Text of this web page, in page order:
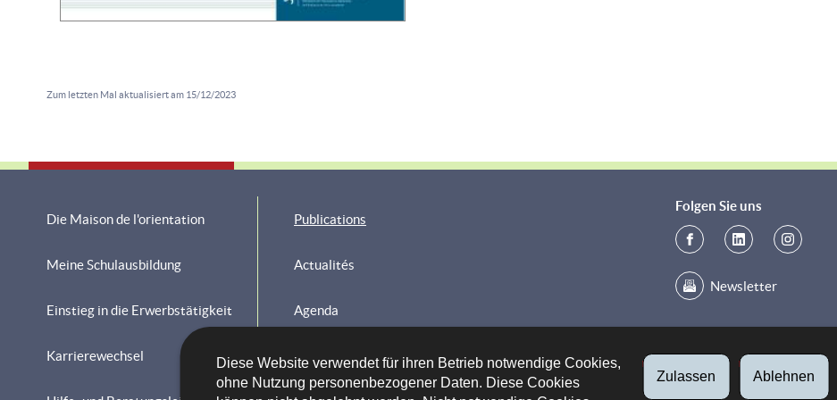
Diese Website verwendet für ihren Betrieb notwendige Cookies,
ohne Nutzung personenbezogener Daten. Diese Cookies
Zulassen Ablehnen
Zum letzten Mal aktualisiert am 15/12/2023
Navigationsmenü
Die Maison de l'orientation
Meine Schulausbildung
Einstieg in die Erwerbstätigkeit
Karrierewechsel
Publications
Actualités
Agenda
Die Maison de l'orientation
Folgen Sie uns
Newsletter